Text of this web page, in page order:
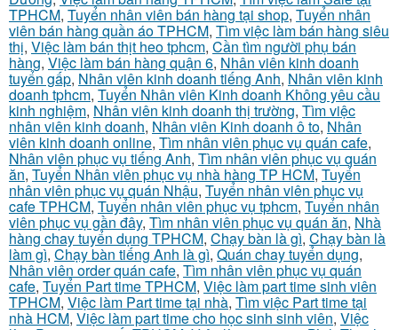
TPHCM, Tuyển nhân viên bán hàng tại shop, Tuyển nhân
viên bán hàng quần áo TPHCM, Tìm việc làm bán hàng siêu
thị, Việc làm bán thịt heo tphcm, Cần tìm người phụ bán
hàng, Việc làm bán hàng quận 6, Nhân viên kinh doanh
tuyển gấp, Nhân viên kinh doanh tiếng Anh, Nhân viên kinh
doanh tphcm, Tuyển Nhân viên Kinh doanh Không yêu cầu
kinh nghiệm, Nhân viên kinh doanh thị trường, Tìm việc
nhân viên kinh doanh, Nhân viên Kinh doanh ô to, Nhân
viên kinh doanh online, Tìm nhân viên phục vụ quán cafe,
Nhân viên phục vụ tiếng Anh, Tìm nhân viên phục vụ quán
ăn, Tuyển Nhân viên phục vụ nhà hàng TP HCM, Tuyển
nhân viên phục vụ quán Nhậu, Tuyển nhân viên phục vụ
cafe TPHCM, Tuyển nhân viên phục vụ tphcm, Tuyển nhân
viên phục vụ gần đây, Tìm nhân viên phục vụ quán ăn, Nhà
hàng chay tuyển dụng TPHCM, Chạy bàn là gì, Chạy bàn là
làm gì, Chạy bàn tiếng Anh là gì, Quán chay tuyển dụng,
Nhân viên order quán cafe, Tìm nhân viên phục vụ quán
cafe, Tuyển Part time TPHCM, Việc làm part time sinh viên
TPHCM, Việc làm Part time tại nhà, Tìm việc Part time tại
nhà HCM, Việc làm part time cho học sinh sinh viên, Việc